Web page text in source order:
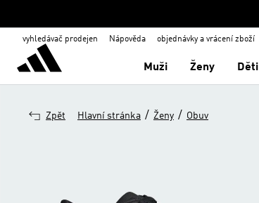
vyhledávač prodejen Nápověda objednávky a vrácení zboží
Muži Ženy Děti
Zpět Hlavní stránka / Ženy / Obuv